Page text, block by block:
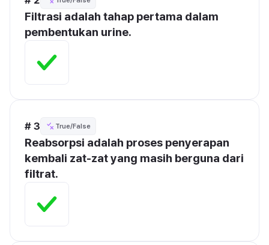
Filtrasi adalah tahap pertama dalam
pembentukan urine.
# 3 True/False
Reabsorpsi adalah proses penyerapan
kembali zat-zat yang masih berguna dari
filtrat.